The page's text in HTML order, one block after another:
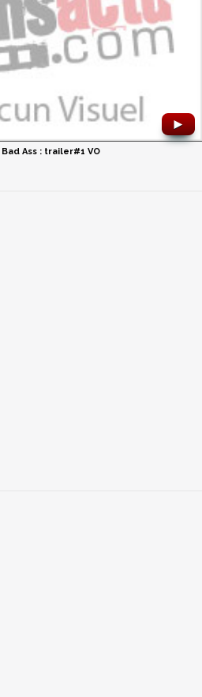
►
Bad Ass : trailer#1 VO